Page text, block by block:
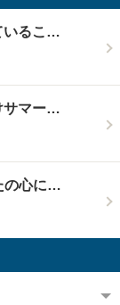
いるこ…
サマー…
の心に…